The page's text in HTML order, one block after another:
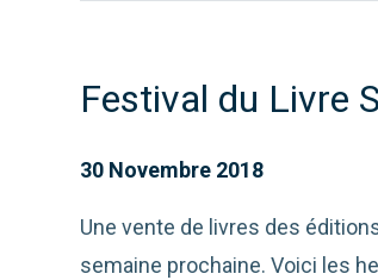
Festival du Livre
30 Novembre 2018
Une vente de livres des
semaine prochaine. Voici les